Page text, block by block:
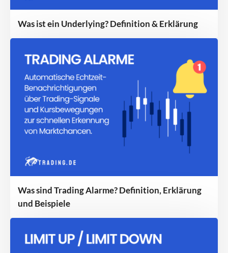
Was ist ein Underlying? Definition & Erklärung
Was sind Trading Alarme? Definition, Erklärung
und Beispiele